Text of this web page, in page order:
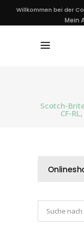
Willkommen bei der
Mein
Scotch-
CF-